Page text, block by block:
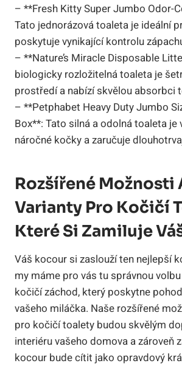
– **Fresh Kitty Super Jumbo Odor-
Tato jednorázová toaleta je ideální
poskytuje vynikající kontrolu
– **Nature’s Miracle Disposable
biologicky rozložitelná toaleta je
prostředí a nabízí skvělou absorbci
– **Petphabet Heavy Duty Jumbo
Box**: Tato silná a odolná toaleta je
náročné kočky a zaručuje
Rozšířené Možnosti
Varianty Pro Kočičí
Které Si Zamiluje
Váš kocour si zaslouží ten nejlepší
my máme pro vás tu správnou
kočičí záchod, který poskytne
vašeho miláčka. Naše rozšířené
pro kočičí toalety budou skvělým
interiéru vašeho domova a zároveň
kocour bude cítit jako opravdový